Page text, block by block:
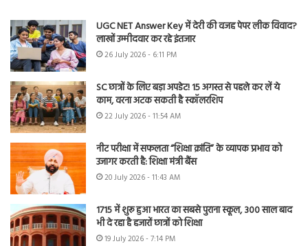
UGC NET Answer Key में देरी की वजह पेपर लीक विवाद?
लाखों उम्मीदवार कर रहे इंतजार
26 July 2026 - 6:11 PM
SC छात्रों के लिए बड़ा अपडेट! 15 अगस्त से पहले कर लें ये
काम, वरना अटक सकती है स्कॉलरशिप
22 July 2026 - 11:54 AM
नीट परीक्षा में सफलता “शिक्षा क्रांति” के व्यापक प्रभाव को
उजागर करती है: शिक्षा मंत्री बैंस
20 July 2026 - 11:43 AM
1715 में शुरू हुआ भारत का सबसे पुराना स्कूल, 300 साल बाद
भी दे रहा है हजारों छात्रों को शिक्षा
19 July 2026 - 7:14 PM